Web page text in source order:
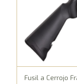
Fusil a Cerrojo